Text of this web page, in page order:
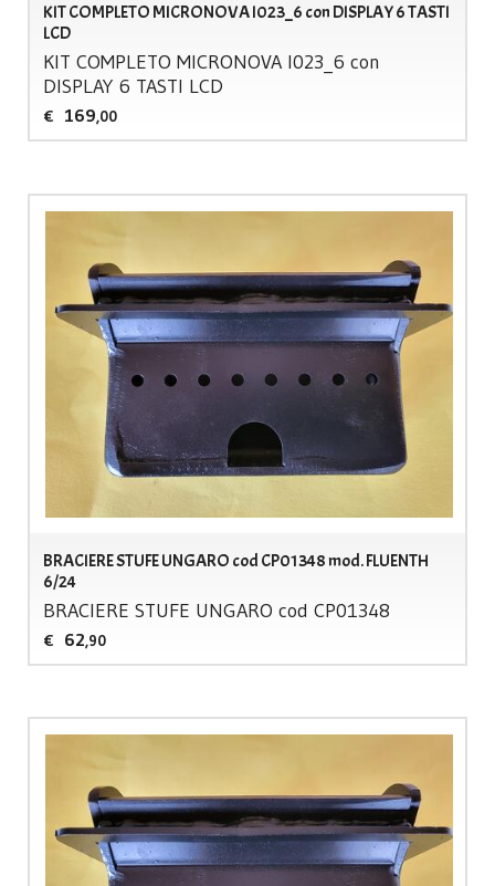
KIT COMPLETO MICRONOVA I023_6 con DISPLAY 6 TASTI
LCD
KIT COMPLETO MICRONOVAI023_6 con
DISPLAY6 TASTI LCD
€ 169,00
BRACIERE STUFE UNGARO cod CP01348 mod. FLUENTH
6/24
BRACIERE STUFE UNGARO cod CP01348
€ 62,90